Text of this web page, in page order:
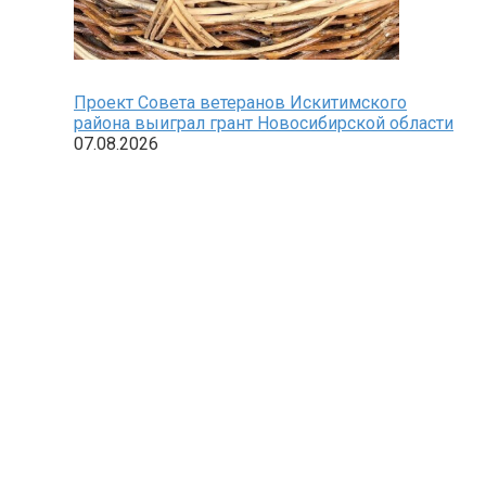
Проект Совета ветеранов Искитимского
района выиграл грант Новосибирской области
07.08.2026